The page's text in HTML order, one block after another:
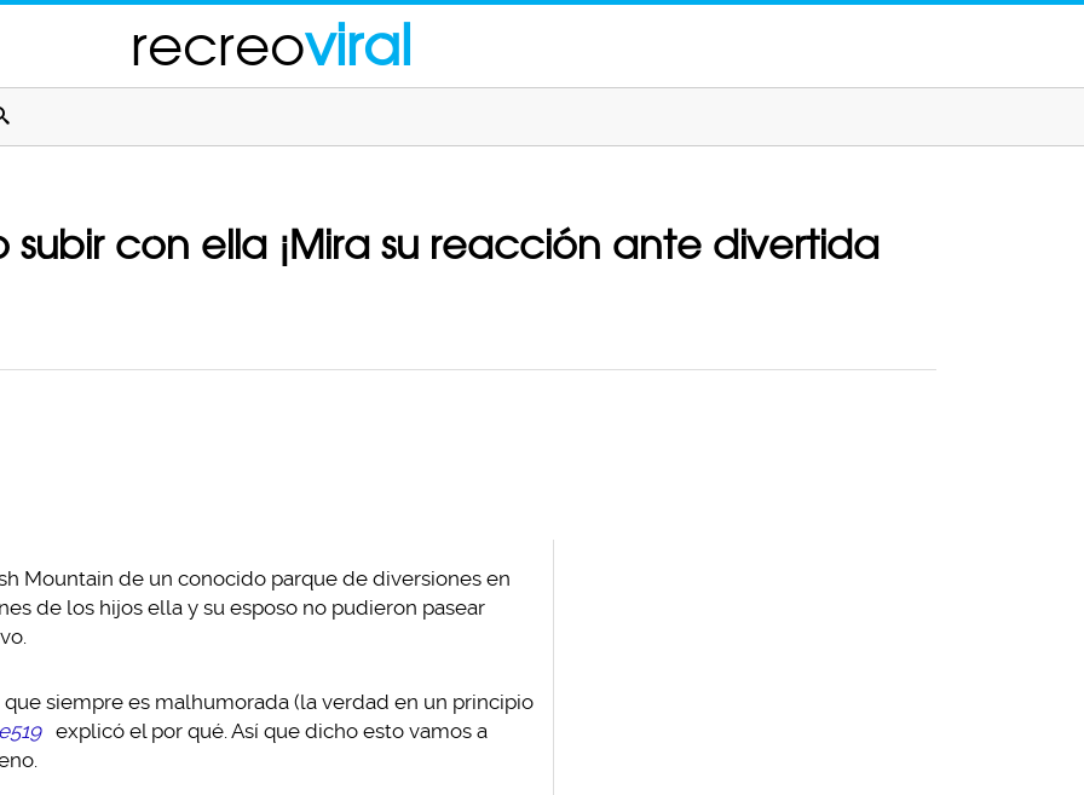
recreoviral
subir con ella ¡Mira su reacción ante divertida
Mountain de un conocido parque de diversiones en
de los hijos ella y su esposo no pudieron pasear
siempre es malhumorada (la verdad en un principio
explicó el por qué. Así que dicho esto vamos a